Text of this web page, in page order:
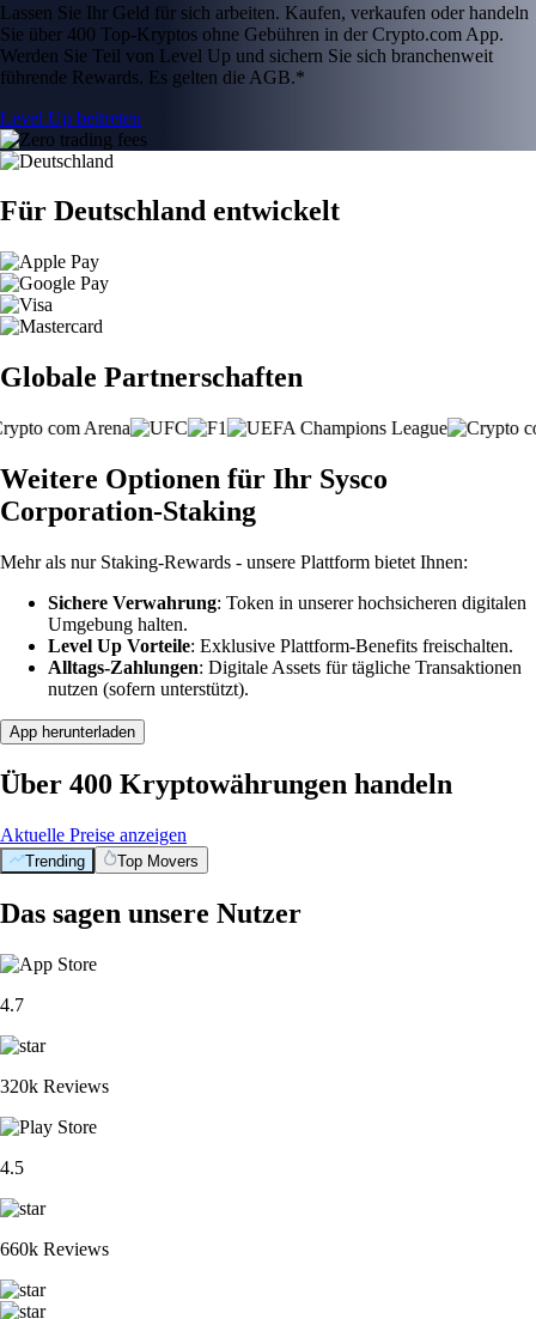
Lassen Sie Ihr Geld für sich arbeiten. Kaufen, verkaufen oder handeln
Sie über 400 Top-Kryptos ohne Gebühren in der Crypto.com App.
Werden Sie Teil von Level Up und sichern Sie sich branchenweit
führende Rewards. Es gelten die AGB.*
Level Up beitreten
Für Deutschland entwickelt
Globale Partnerschaften
Weitere Optionen für Ihr Sysco
Corporation-Staking
Mehr als nur Staking-Rewards - unsere Plattform bietet Ihnen:
Sichere Verwahrung: Token in unserer hochsicheren digitalen
Umgebung halten.
Level Up Vorteile: Exklusive Plattform-Benefits freischalten.
Alltags-Zahlungen: Digitale Assets für tägliche Transaktionen
nutzen (sofern unterstützt).
App herunterladen
Über 400 Kryptowährungen handeln
Aktuelle Preise anzeigen
Trending Top Movers
Das sagen unsere Nutzer
4.7
320k Reviews
4.5
660k Reviews